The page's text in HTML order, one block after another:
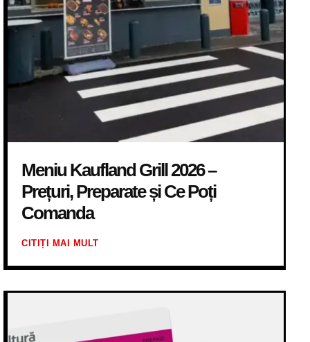
Meniu Kaufland Grill 2026 –
Prețuri, Preparate și Ce Poți
Comanda
CITIȚI MAI MULT